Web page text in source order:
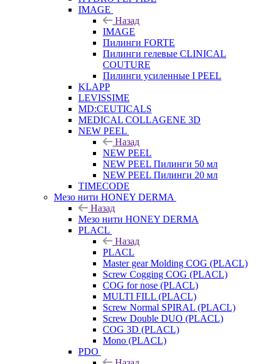
IMAGE
Назад
IMAGE
Пилинги FORTE
Пилинги гелевые CLINICAL
COUTURE
Пилинги усиленные I PEEL
KLAPP
LEVISSIME
MD:CEUTICALS
MEDICAL COLLAGENE 3D
NEW PEEL
Назад
NEW PEEL
NEW PEEL Пилинги 50 мл
NEW PEEL Пилинги 20 мл
TIMECODE
Мезо нити HONEY DERMA
Назад
Мезо нити HONEY DERMA
PLACL
Назад
PLACL
Master gear Molding COG (PLACL)
Screw Cogging COG (PLACL)
COG for nose (PLACL)
MULTI FILL (PLACL)
Screw Normal SPIRAL (PLACL)
Screw Double DUO (PLACL)
COG 3D (PLACL)
Mono (PLACL)
PDO